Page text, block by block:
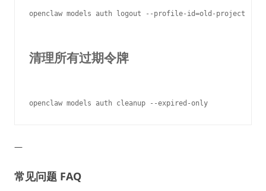
openclaw models auth logout --profile-id=old-project
清理所有过期令牌
—
常见问题 FAQ